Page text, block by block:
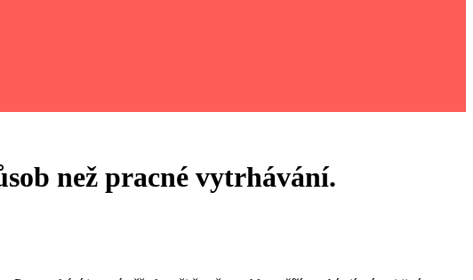
než pracné vytrhávání.